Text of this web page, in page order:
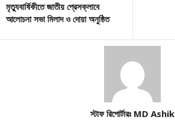
মৃত্যুবার্ষিকীতে জাতীয় প্রেসক্লাবে
আলোচনা সভা মিলাদ ও দোয়া অনুষ্ঠিত
স্টাফ রিপোর্টারঃ MD Ashik